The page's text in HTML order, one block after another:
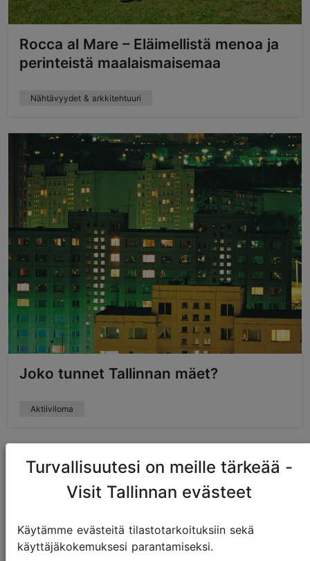
Rocca al Mare – Eläimellistä menoa ja
perinteistä maalaismaisemaa
Nähtävyydet & arkkitehtuuri
Joko tunnet Tallinnan mäet?
Aktiiviloma
Turvallisuutesi on meille tärkeää -
Visit Tallinnan evästeet
Käytämme evästeitä tilastotarkoituksiin sekä
käyttäjäkokemuksesi parantamiseksi.